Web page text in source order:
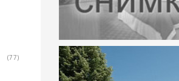
(77)